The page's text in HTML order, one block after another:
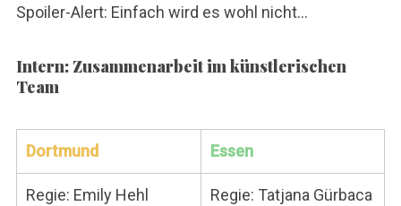
Spoiler-Alert: Einfach wird es wohl nicht…
Intern: Zusammenarbeit im künstlerischen
Team
Dortmund Essen
Regie: Emily Hehl Regie: Tatjana Gürbaca